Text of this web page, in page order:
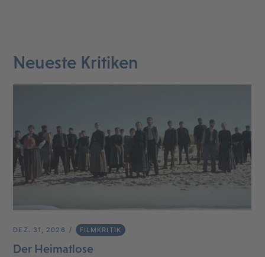
Neueste Kritiken
DEZ. 31, 2026 FILMKRITIK
Der Heimatlose